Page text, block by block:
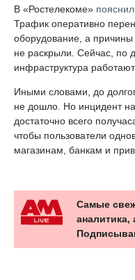
В «Ростелекоме»
Трафик оперативно
оборудование, а
не раскрыли. Сейчас, по
инфраструктура
Иными словами, до
не дошло. Но инцидент
достаточно всего
чтобы пользователи
магазинам, банкам и
Самые
аналитика,